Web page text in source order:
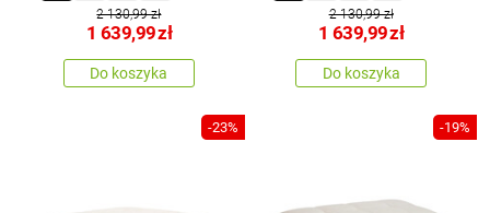
2 130,99 zł
1 639,99zł
Do koszyka
2 130,99 zł
1 639,99zł
Do koszyka
-23% -19%